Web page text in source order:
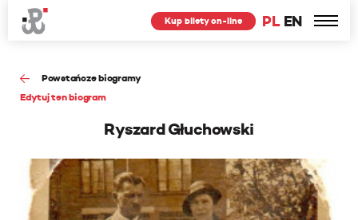
PL EN
Kup bilety on-line
Powstańcze biogramy
Edytuj ten biogram
Ryszard Głuchowski